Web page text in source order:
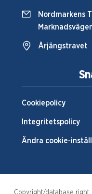
Cookiepolicy
Integritetspolicy
Ändra cookie-
Nordmarkens
Årjängstravet
Copyright/database